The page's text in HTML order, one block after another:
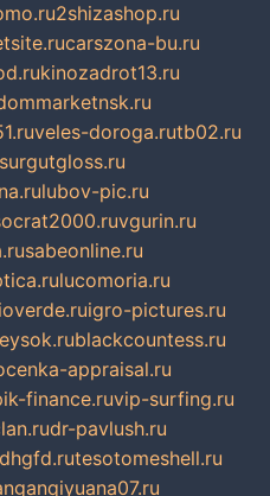
2shizashop.ru
carszona-bu.ru
kinozadrot13.ru
veles-doroga.rutb02.ru
surgutgloss.ru
lubov-pic.ru
vgurin.ru
sabeonline.ru
lucomoria.ru
igro-pictures.ru
blackcountess.ru
appraisal.ru
finance.ruvip-surfing.ru
dr-pavlush.ru
dhgfd.rutesotomeshell.ru